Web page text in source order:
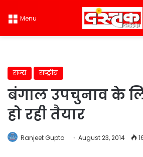
Menu
राज्य राष्ट्रीय
बंगाल उपचुनाव के
हो रही तैयार
Ranjeet Gupta August 23, 2014